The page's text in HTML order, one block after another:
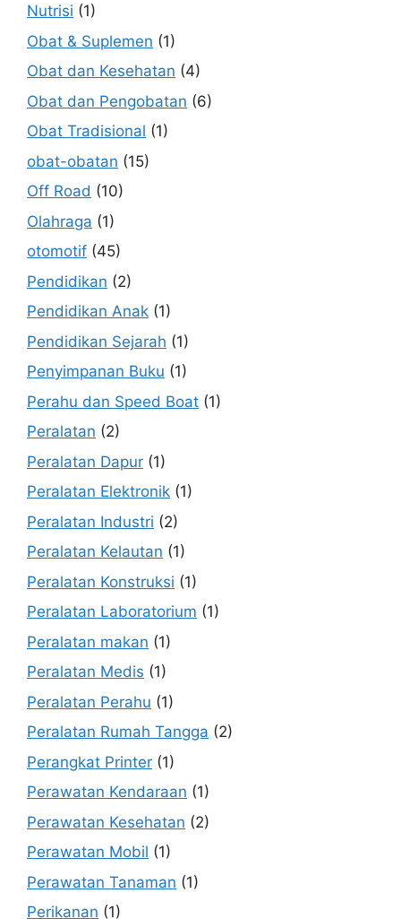
Nutrisi (1)
Obat & Suplemen (1)
Obat dan Kesehatan (4)
Obat dan Pengobatan (6)
Obat Tradisional (1)
obat-obatan (15)
Off Road (10)
Olahraga (1)
otomotif (45)
Pendidikan (2)
Pendidikan Anak (1)
Pendidikan Sejarah (1)
Penyimpanan Buku (1)
Perahu dan Speed Boat (1)
Peralatan (2)
Peralatan Dapur (1)
Peralatan Elektronik (1)
Peralatan Industri (2)
Peralatan Kelautan (1)
Peralatan Konstruksi (1)
Peralatan Laboratorium (1)
Peralatan makan (1)
Peralatan Medis (1)
Peralatan Perahu (1)
Peralatan Rumah Tangga (2)
Perangkat Printer (1)
Perawatan Kendaraan (1)
Perawatan Kesehatan (2)
Perawatan Mobil (1)
Perawatan Tanaman (1)
Perikanan (1)